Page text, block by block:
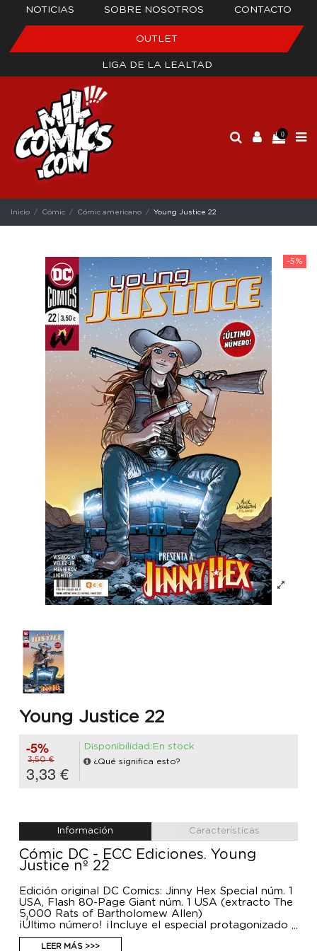
NOTICIAS SOBRE NOSOTROS CONTACTO
OUTLET
LIGA DE LA LEALTAD
0
Inicio Cómic Cómic americano Young Justice 22
-5%
Young Justice 22
-5%
3,50 €
3,33 €
Disponibilidad:En stock
¿Qué significa esto?
Información Características
Cómic DC - ECC Ediciones. Young
Justice nº 22
Edición original DC Comics: Jinny Hex Special núm. 1
USA, Flash 80-Page Giant núm. 1 USA (extracto The
5,000 Rats of Bartholomew Allen)
¡Último número! ¡Incluye el especial protagonizado
por Jinny Hex y una historia corta protagonizada
por Bart Allen! La chica favorita de los seguidores
LEER MÁS >>>